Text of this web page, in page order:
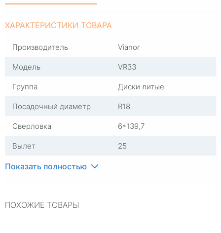
ХАРАКТЕРИСТИКИ ТОВАРА
Производитель
Vianor
Модель
VR33
Группа
Диски литые
Посадочный диаметр
R18
Сверловка
6*139,7
Вылет
25
ЦО
Применяемость
Показать полностью
ПОХОЖИЕ ТОВАРЫ